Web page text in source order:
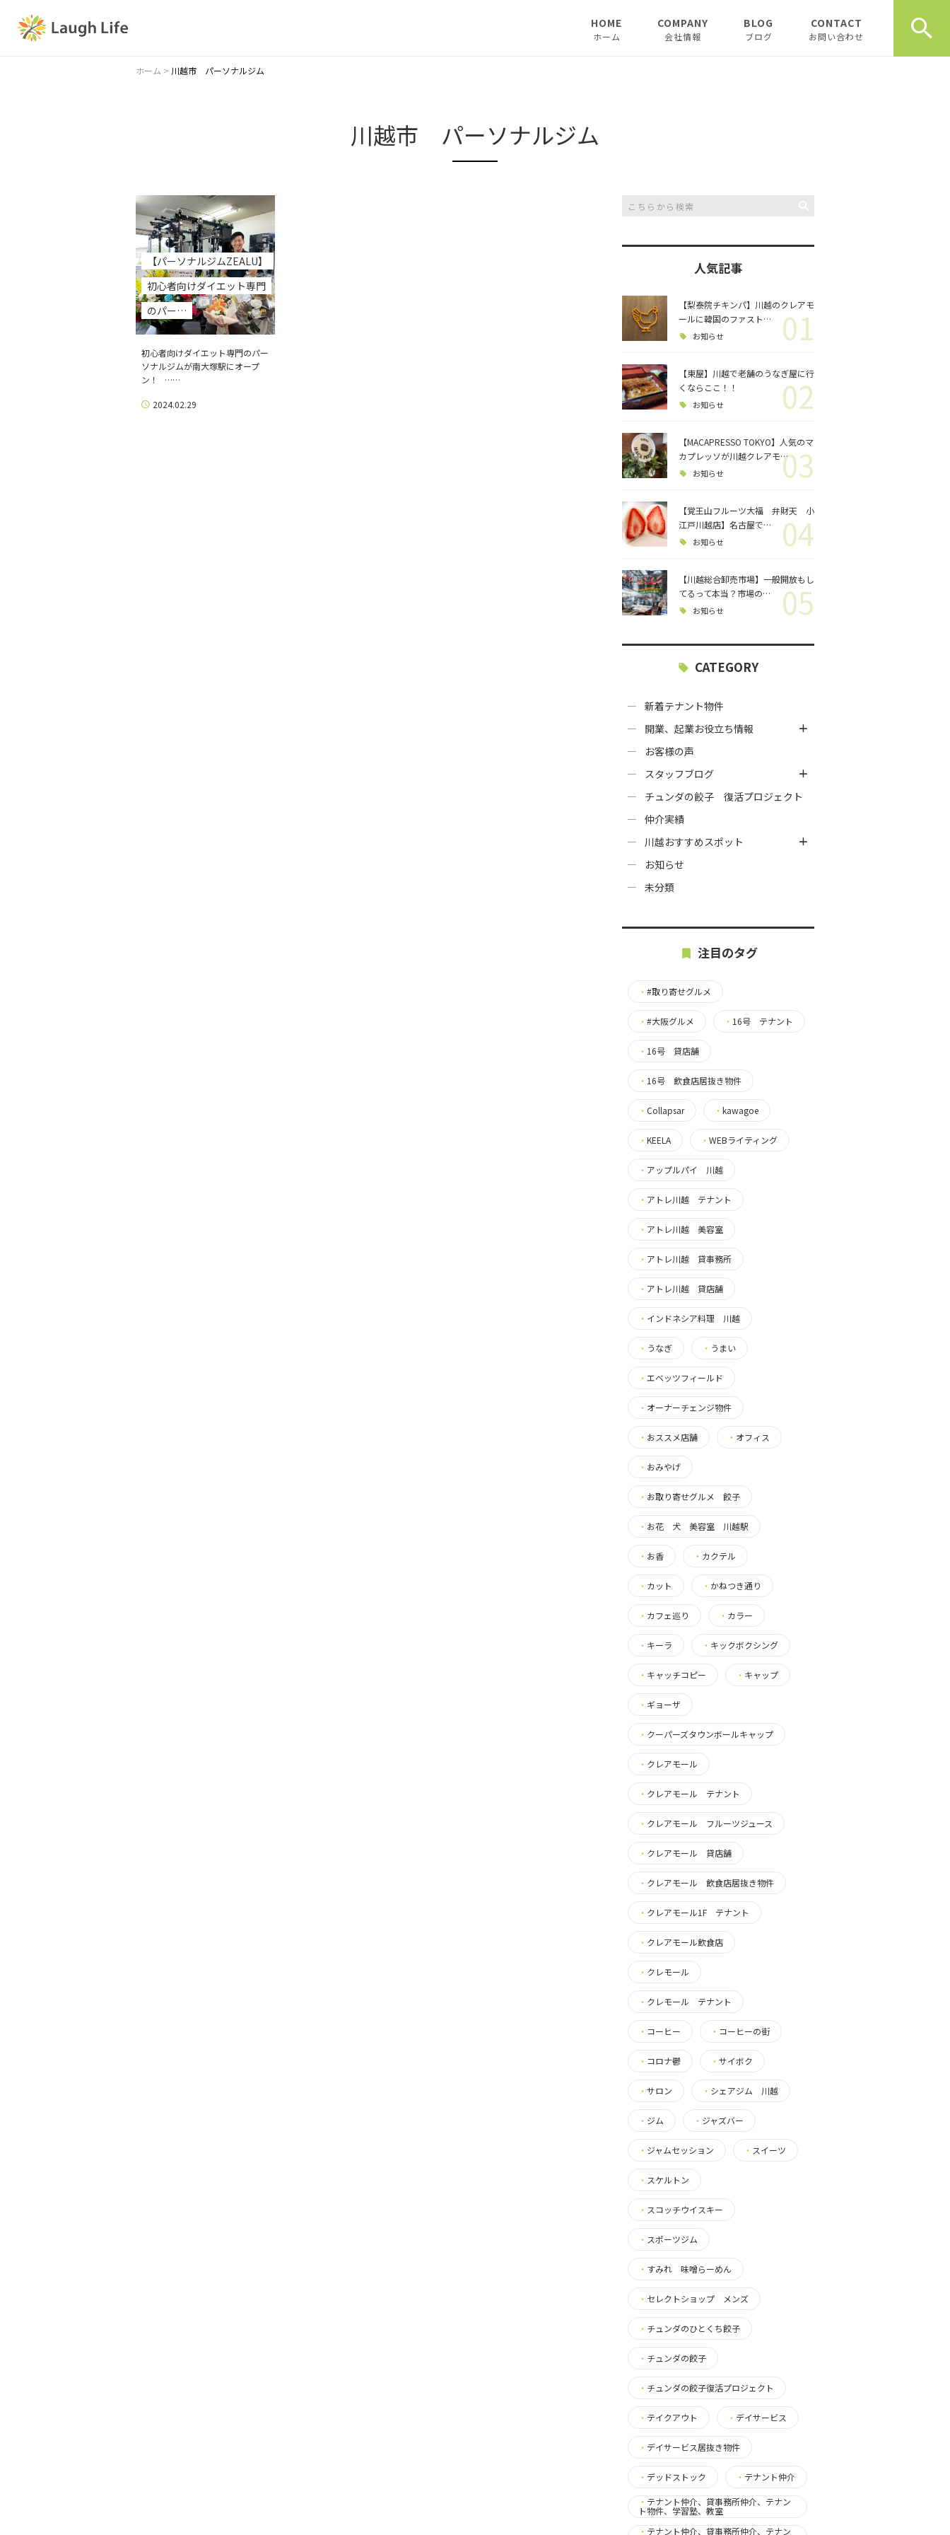
HOME
ホーム
COMPANY
会社情報
BLOG
ブログ
チュンダの餃子 復活プ
ロジェクト
CONTACT
お問い合わせ
ホーム > 川越市 パーソナルジム
川越市 パーソナルジム
【パーソナルジムZEALU】
初心者向けダイエット専門
のパー…
初心者向けダイエット専門のパー
ソナルジムが南大塚駅にオープ
ン！ ……
2024.02.29
人気記事
【梨泰院チキンパ】川越のクレアモ
ールに韓国のファスト…
お知らせ 01
【東屋】川越で老舗のうなぎ屋に行
くならここ！！
お知らせ 02
【MACAPRESSO TOKYO】人気のマ
カプレッソが川越クレアモ…
お知らせ 03
【覚王山フルーツ大福 弁財天 小
江戸川越店】名古屋で…
お知らせ 04
【川越総合卸売市場】一般開放もし
てるって本当？市場の…
お知らせ 05
CATEGORY
新着テナント物件
開業、起業お役立ち情報
お客様の声
スタッフブログ
チュンダの餃子 復活プロジェクト
仲介実績
川越おすすめスポット
お知らせ
未分類
注目のタグ
・ #取り寄せグルメ
・ #大阪グルメ ・ 16号 テナント
・ 16号 貸店舗
・ 16号 飲食店居抜き物件
・ Collapsar ・ kawagoe
・ KEELA ・ WEBライティング
・ アップルパイ 川越
・ アトレ川越 テナント
・ アトレ川越 美容室
・ アトレ川越 貸事務所
・ アトレ川越 貸店舗
・ インドネシア料理 川越
・ うなぎ ・ うまい
・ エベッツフィールド
・ オーナーチェンジ物件
・ おススメ店舗 ・ オフィス
・ おみやげ
・ お取り寄せグルメ 餃子
・ お花 犬 美容室 川越駅
・ お香 ・ カクテル
・ カット ・ かねつき通り
・ カフェ巡り ・ カラー
・ キーラ ・ キックボクシング
・ キャッチコピー ・ キャップ
・ ギョーザ
・ クーパーズタウンボールキャップ
・ クレアモール
・ クレアモール テナント
・ クレアモール フルーツジュース
・ クレアモール 貸店舗
・ クレアモール 飲食店居抜き物件
・ クレアモール1F テナント
・ クレアモール飲食店
・ クレモール
・ クレモール テナント
・ コーヒー ・ コーヒーの街
・ コロナ鬱 ・ サイボク
・ サロン ・ シェアジム 川越
・ ジム ・ ジャズバー
・ ジャムセッション ・ スイーツ
・ スケルトン
・ スコッチウイスキー
・ スポーツジム
・ すみれ 味噌らーめん
・ セレクトショップ メンズ
・ チュンダのひとくち餃子
・ チュンダの餃子
・ チュンダの餃子復活プロジェクト
・ テイクアウト ・ デイサービス
・ デイサービス居抜き物件
・ デッドストック ・ テナント仲介
・ テナント仲介、貸事務所仲介、テナン
ト物件、学習塾、教室
・ テナント仲介、貸事務所仲介、テナン